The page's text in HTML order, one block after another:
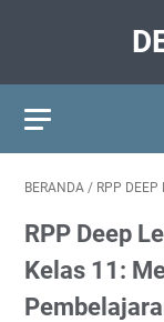
BERANDA / RPP DEEP
RPP Deep
Kelas 11: